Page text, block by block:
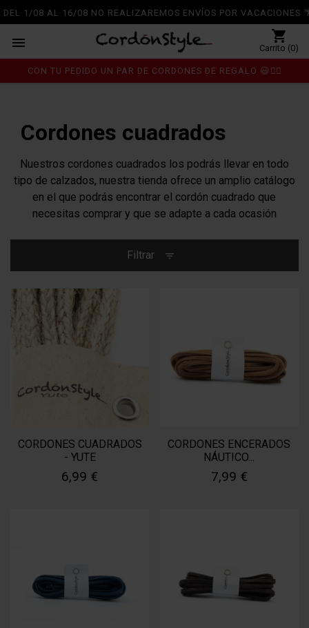
DEL 1/08 AL 16/08 NO REALIZAREMOS ENVÍOS POR VACACIONES
shopping_cart
Carrito (0)

CON TU PEDIDO UN PAR DE CORDONES DE REGALO 😃👍🏼
Cordones cuadrados
Nuestros cordones cuadrados los podrás llevar en todo
tipo de calzados, nuestra tienda ofrece un amplio catálogo
en el que podrás encontrar el cordón cuadrado que
necesitas comprar y que se adapte a cada ocasión
Filtrar filter_list
CORDONES CUADRADOS
- YUTE
6,99 €
CORDONES ENCERADOS
NÁUTICO...
7,99 €